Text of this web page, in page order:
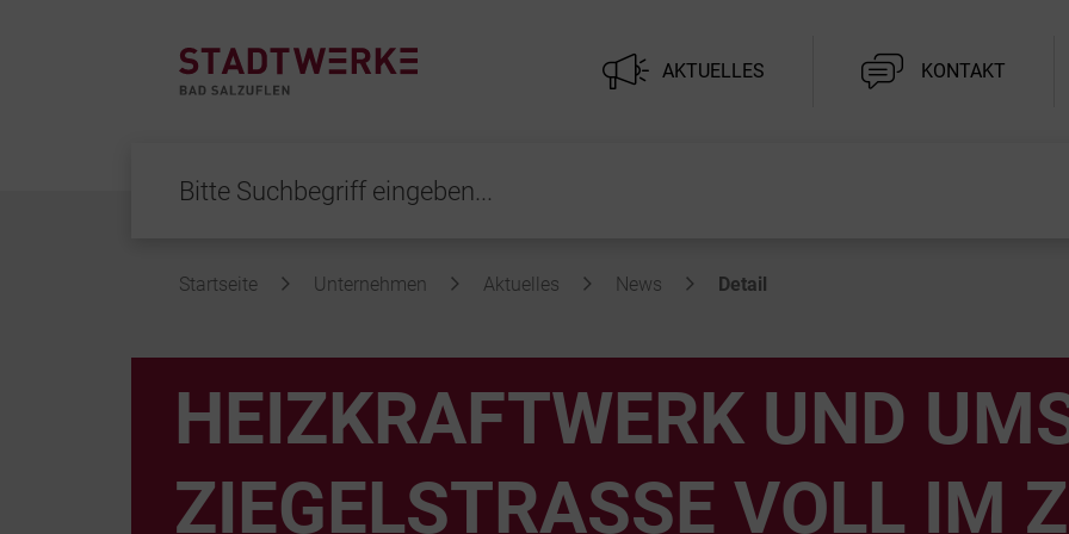
AKTUELLES KONTAKT
Startseite Unternehmen Aktuelles News Detail
HEIZKRAFTWERK UND
ZIEGELSTRASSE VOLL IM